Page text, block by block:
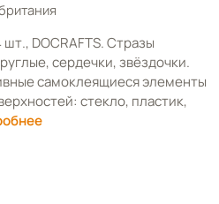
DOCRAFTS. Стразы
сердечки, звёздочки.
самоклеящиеся элементы
стекло, пластик,